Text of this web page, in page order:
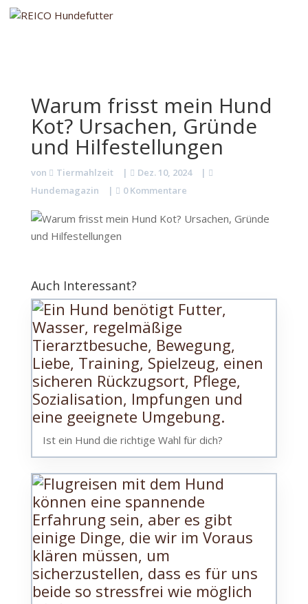
Warum frisst mein Hund
Kot? Ursachen, Gründe
und Hilfestellungen
von Tiermahlzeit | Dez. 10, 2024
|
Hundemagazin
| 0 Kommentare
Auch Interessant?
Ist ein Hund die richtige Wahl für dich?